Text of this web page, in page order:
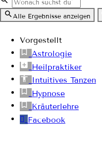
Alle Ergebnisse anzeigen
Vorgestellt
Astrologie
Heilpraktiker
Intuitives Tanzen
Hypnose
Kräuterlehre
Facebook